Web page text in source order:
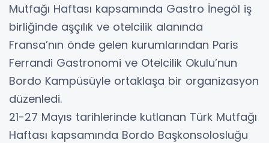
Mutfağı Haftası kapsamında Gastro İnegöl iş
birliğinde aşçılık ve otelcilik alanında
Fransa’nın önde gelen kurumlarından Paris
Ferrandi Gastronomi ve Otelcilik Okulu’nun
Bordo Kampüsüyle ortaklaşa bir organizasyon
düzenledi.
21-27 Mayıs tarihlerinde kutlanan Türk Mutfağı
Haftası kapsamında Bordo Başkonsolosluğu